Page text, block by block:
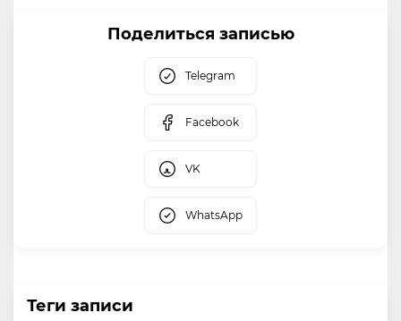
Поделиться записью
Telegram
Facebook
VK
WhatsApp
Теги записи